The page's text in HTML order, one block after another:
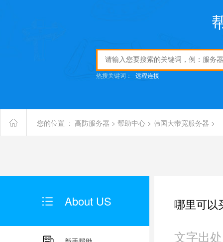
热搜关键词： 远程连接
您的位置 : 高防服务器 > 帮助中心 > 韩国大带宽服务器 >
About US 哪里可以
文字出